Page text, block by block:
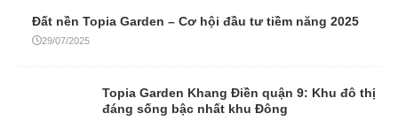
Đất nền Topia Garden – Cơ hội đầu tư tiềm năng 2025
29/07/2025
Topia Garden Khang Điền quận 9: Khu đô thị
đáng sống bậc nhất khu Đông